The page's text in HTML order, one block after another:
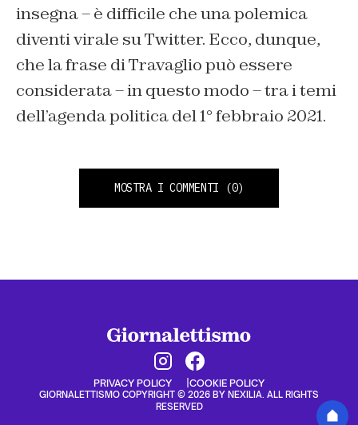
insegna – è difficile che una polemica
diventi virale su Twitter. Ecco, dunque,
che la frase di Travaglio può essere
considerata – in questo modo – tra i temi
dell’agenda politica del 1° febbraio 2021.
MOSTRA I COMMENTI (0)
PRIVACY POLICY COOKIE POLICY
GIORNALETTISMO COPYRIGHT © 2026 BY NEXILIA. ALL RIGHTS
RESERVED